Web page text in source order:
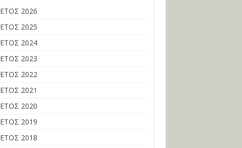
ΕΤΟΣ 2026
ΕΤΟΣ 2025
ΕΤΟΣ 2024
ΕΤΟΣ 2023
ΕΤΟΣ 2022
ΕΤΟΣ 2021
ΕΤΟΣ 2020
ΕΤΟΣ 2019
ΕΤΟΣ 2018